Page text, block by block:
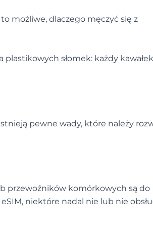
możliwe, dlaczego męczyć się z
słomek: każdy
pewne wady, które należy
przewoźników komórkowych są do
niektóre nadal nie lub nie